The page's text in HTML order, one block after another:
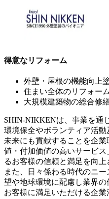
得意なリフォーム
外壁・屋根の機能向上
住まい全体のリフォー
大規模建築物の総合修
SHIN-NIKKENは、事業を通
環境保全やボランティア活
未来にも貢献することを企
値・付加価値の高いサービ
るお客様の信頼と満足を向上
また、日々係わる時代のニ
望や地球環境に配慮し業界
お客様に満足いただける企業